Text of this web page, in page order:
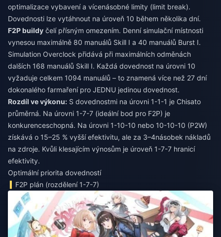
optimalizace vybavení a vícenásobné limity (limit break).
Dovednosti lze vytáhnout na úroveň 10 během několika dní.
F2P buildy čelí přísným omezením. Denní simulační místnosti
vynesou maximálně 80 manuálů Skill I a 40 manuálů Burst I.
Simulation Overclock přidává při maximálních odměnách
dalších 168 manuálů Skill I. Každá dovednost na úrovni 10
vyžaduje celkem 1094 manuálů – to znamená více než 27 dní
dokonalého farmaření pro JEDNU jedinou dovednost.
Rozdíl ve výkonu: S dovednostmi na úrovni 1-1-1 je Chisato
průměrná. Na úrovni 1-7-7 (ideální bod pro F2P) je
konkurenceschopná. Na úrovni 1-10-10 nebo 10-10-10 (P2W)
získává o 15–25 % vyšší efektivitu, ale za 3–4násobek nákladů
na zdroje. Kvůli klesajícím výnosům je úroveň 1-7-7 hranicí
efektivity.
Optimální priorita dovedností
F2P plán (rozdělení 1-7-7)